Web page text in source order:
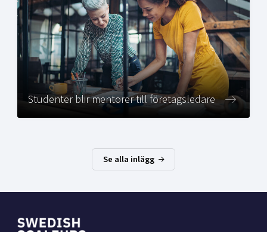
Studenter blir mentorer till företagsledare
Se alla inlägg